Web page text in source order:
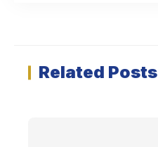
Related Posts